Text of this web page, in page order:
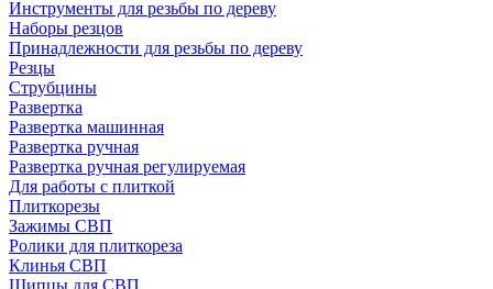
Инструменты для резьбы по дереву
Наборы резцов
Принадлежности для резьбы по дереву
Резцы
Струбцины
Развертка
Развертка машинная
Развертка ручная
Развертка ручная регулируемая
Для работы с плиткой
Плиткорезы
Зажимы СВП
Ролики для плиткореза
Клинья СВП
Щипцы для СВП